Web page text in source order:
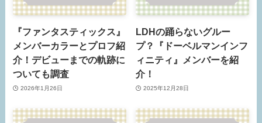
『ファンタスティックス』
メンバーカラーとプロフ紹
介！デビューまでの軌跡に
ついても調査
2026年1月26日
LDHの踊らないグルー
プ？『ドーベルマンインフ
ィニティ』メンバーを紹
介！
2025年12月28日